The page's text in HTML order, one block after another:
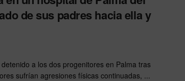
de sus padres hacia ella y
a los dos progenitores en Palma tras
sufrían agresiones físicas continuadas, ...